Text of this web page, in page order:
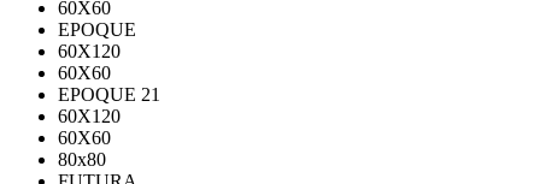
60Х60
EPOQUE
60X120
60X60
EPOQUE 21
60X120
60X60
80х80